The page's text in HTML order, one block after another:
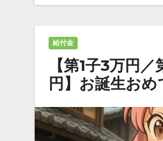
給付金
【第1子3万円
円】お誕生おめ